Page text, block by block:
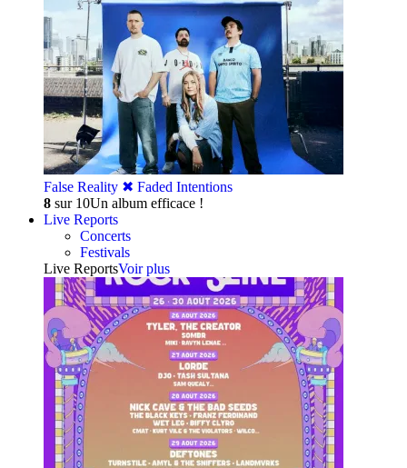
False Reality ✖︎ Faded Intentions
8 sur 10Un album efficace !
Live Reports
Concerts
Festivals
Live ReportsVoir plus